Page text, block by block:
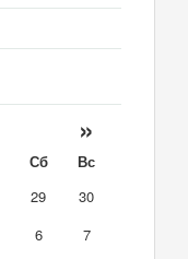
»
Сб
Вс
29
30
6
7